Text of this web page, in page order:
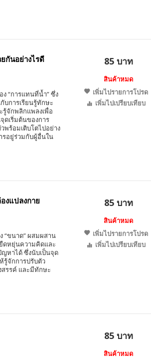
กันอย่างไรดี
ง “การแทนที่น้ำ” ซึ่ง
บการเรียนรู้ทักษะ
จักพลิกแพลงเพื่อ
ดเริ่มต้นของการ
ร้อมเติบโตไปอย่าง
อยู่ร่วมกับผู้อื่นใน
85 บาท
สินค้าหมด
เพิ่มไปรายการโปรด
เพิ่มไปเปรียบเทียบ
งแปลงกาย
“ขนาด” ผสมผสาน
ดหยุ่นความคิดและ
หาได้ ซึ่งนับเป็นจุด
รู้จักการปรับตัว
รรค์ และมีทักษะ
85 บาท
สินค้าหมด
เพิ่มไปรายการโปรด
เพิ่มไปเปรียบเทียบ
85 บาท
สินค้าหมด